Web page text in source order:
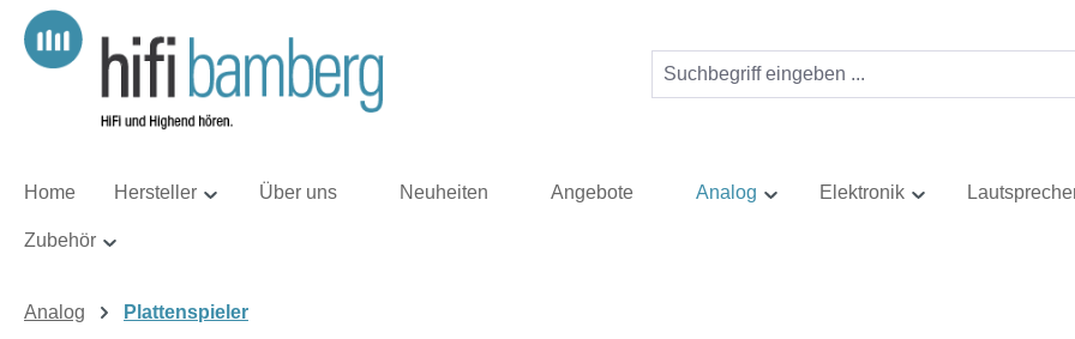
Hauptinhalt springen
Zur Suche springen
Zur Hauptnavigation springen
Home Hersteller Über uns Neuheiten Angebote Analog Elektronik
Zubehör
Analog Plattenspieler